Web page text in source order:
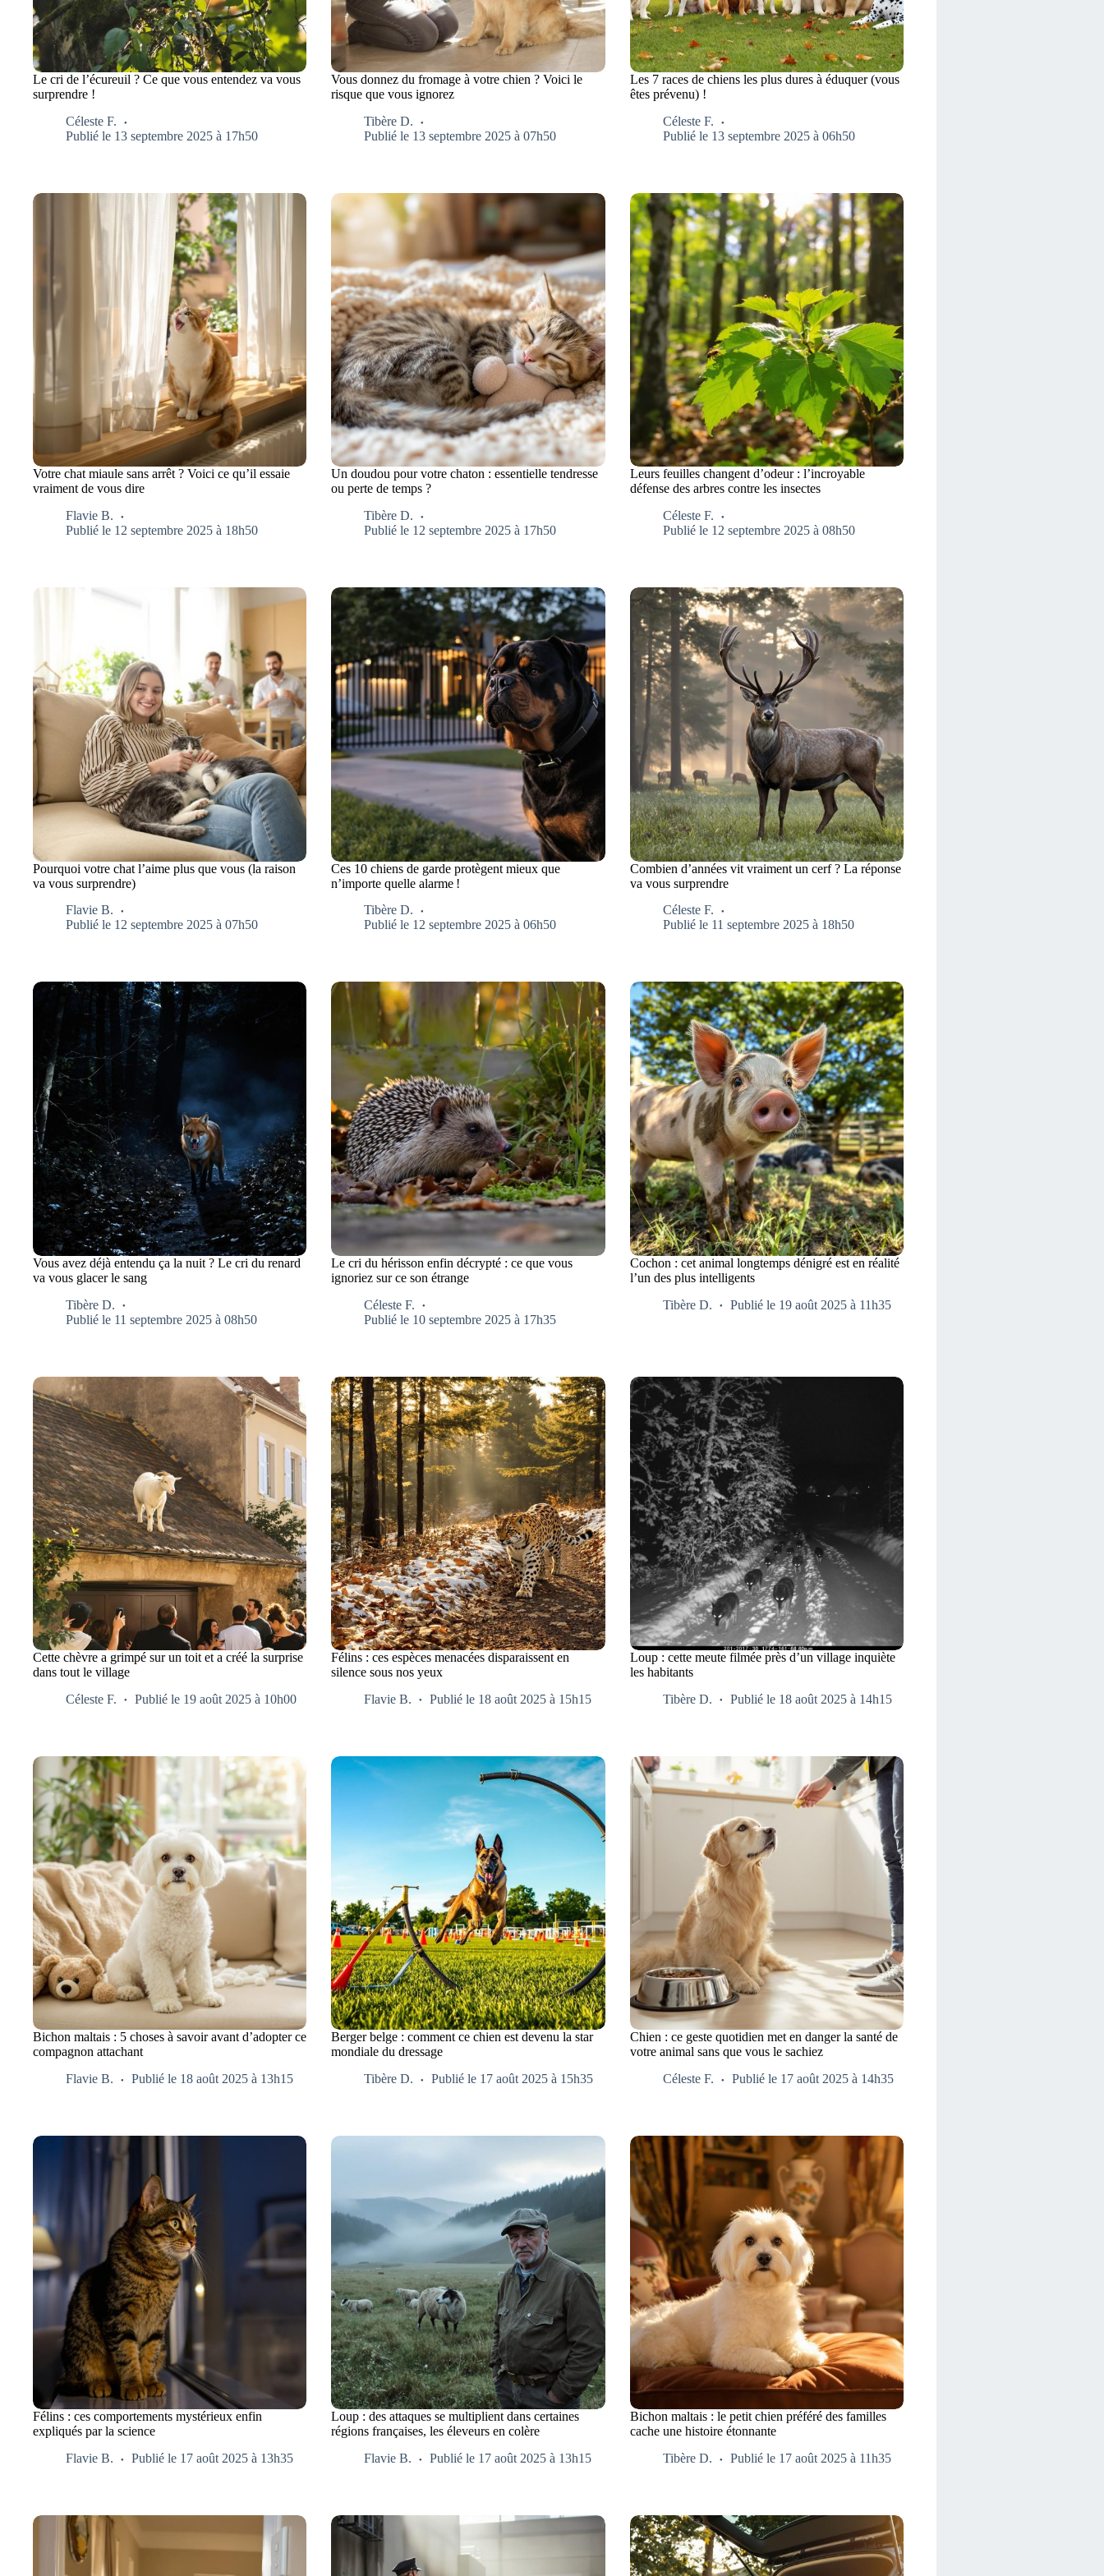
Le cri de l’écureuil ? Ce que vous entendez va vous
surprendre !
Céleste F.
Publié le 13 septembre 2025 à 17h50
Vous donnez du fromage à votre chien ? Voici le
risque que vous ignorez
Tibère D.
Publié le 13 septembre 2025 à 07h50
Les 7 races de chiens les plus dures à éduquer (vous
êtes prévenu) !
Céleste F.
Publié le 13 septembre 2025 à 06h50
Votre chat miaule sans arrêt ? Voici ce qu’il essaie
vraiment de vous dire
Flavie B.
Publié le 12 septembre 2025 à 18h50
Un doudou pour votre chaton : essentielle tendresse
ou perte de temps ?
Tibère D.
Publié le 12 septembre 2025 à 17h50
Leurs feuilles changent d’odeur : l’incroyable
défense des arbres contre les insectes
Céleste F.
Publié le 12 septembre 2025 à 08h50
Pourquoi votre chat l’aime plus que vous (la raison
va vous surprendre)
Flavie B.
Publié le 12 septembre 2025 à 07h50
Ces 10 chiens de garde protègent mieux que
n’importe quelle alarme !
Tibère D.
Publié le 12 septembre 2025 à 06h50
Combien d’années vit vraiment un cerf ? La réponse
va vous surprendre
Céleste F.
Publié le 11 septembre 2025 à 18h50
Vous avez déjà entendu ça la nuit ? Le cri du renard
va vous glacer le sang
Tibère D.
Publié le 11 septembre 2025 à 08h50
Le cri du hérisson enfin décrypté : ce que vous
ignoriez sur ce son étrange
Céleste F.
Publié le 10 septembre 2025 à 17h35
Cochon : cet animal longtemps dénigré est en réalité
l’un des plus intelligents
Tibère D.
Publié le 19 août 2025 à 11h35
Cette chèvre a grimpé sur un toit et a créé la surprise
dans tout le village
Céleste F.
Publié le 19 août 2025 à 10h00
Félins : ces espèces menacées disparaissent en
silence sous nos yeux
Flavie B.
Publié le 18 août 2025 à 15h15
Loup : cette meute filmée près d’un village inquiète
les habitants
Tibère D.
Publié le 18 août 2025 à 14h15
Bichon maltais : 5 choses à savoir avant d’adopter ce
compagnon attachant
Flavie B.
Publié le 18 août 2025 à 13h15
Berger belge : comment ce chien est devenu la star
mondiale du dressage
Tibère D.
Publié le 17 août 2025 à 15h35
Chien : ce geste quotidien met en danger la santé de
votre animal sans que vous le sachiez
Céleste F.
Publié le 17 août 2025 à 14h35
Félins : ces comportements mystérieux enfin
expliqués par la science
Flavie B.
Publié le 17 août 2025 à 13h35
Loup : des attaques se multiplient dans certaines
régions françaises, les éleveurs en colère
Flavie B.
Publié le 17 août 2025 à 13h15
Bichon maltais : le petit chien préféré des familles
cache une histoire étonnante
Tibère D.
Publié le 17 août 2025 à 11h35